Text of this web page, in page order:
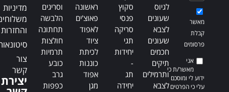
מאשר
קבלת
פרסומים
אני
מאשר/ת כי
ידוע לי ומוסכם
עלי כי הפרטים
לגיוס
שעונים
לצבא
שעונים
חכמים
תיקים
ותרמילים
לצבא
סקוץ
פנסי
סריקה
תגי
יחידות
-
תג
יחידה
ראשונה
פאוצ'ים
לאפוד
ציוד
לכיתת
כוננות
אפוד
מגן
וסריגים
הלבשה
תחתונה
חולצות
תרמיות
כובע
גרב
כפפות
מדיניות
והחזרות
צור
קשר
יצירת